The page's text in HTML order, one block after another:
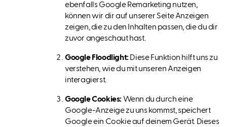
ebenfalls Google Remarketing nutzen,
können wir dir auf unserer Seite Anzeigen
zeigen, die zu den Inhalten passen, die du dir
zuvor angeschaut hast.
Google Floodlight:Diese Funktion hilft uns zu
verstehen, wie du mit unseren Anzeigen
interagierst.
Google Cookies: Wenn du durch eine
Google-Anzeige zu uns kommst, speichert
Google ein Cookie auf deinem Gerät. Dieses